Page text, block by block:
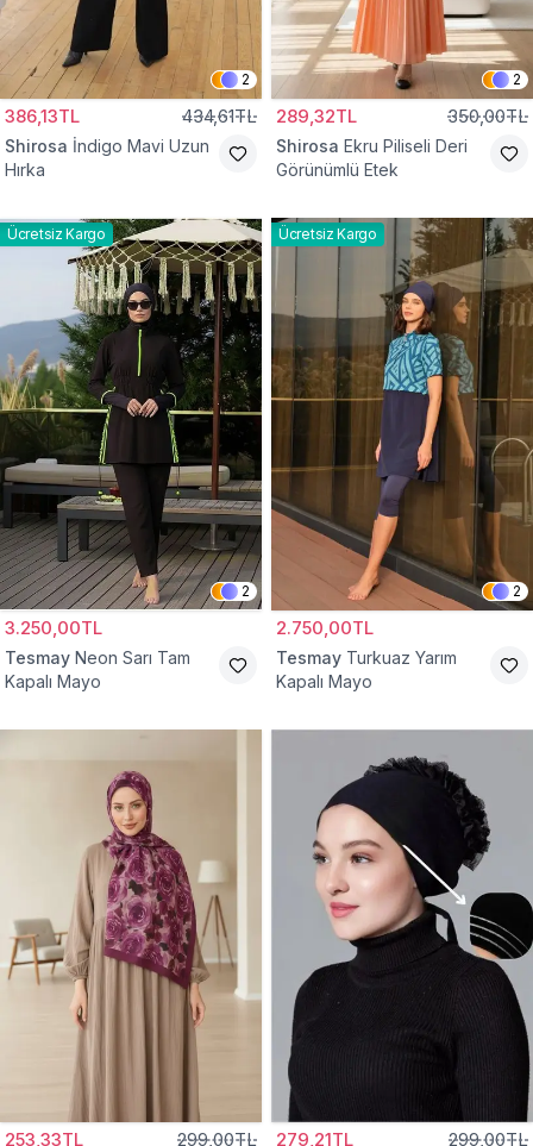
2
386,13TL 434,61TL
Shirosa İndigo Mavi Uzun
Hırka
2
289,32TL 350,00TL
Shirosa Ekru Piliseli Deri
Görünümlü Etek
Ücretsiz Kargo
2
3.250,00TL
Tesmay Neon Sarı Tam
Kapalı Mayo
Ücretsiz Kargo
2
2.750,00TL
Tesmay Turkuaz Yarım
Kapalı Mayo
253,33TL 299,00TL 279,21TL 299,00TL